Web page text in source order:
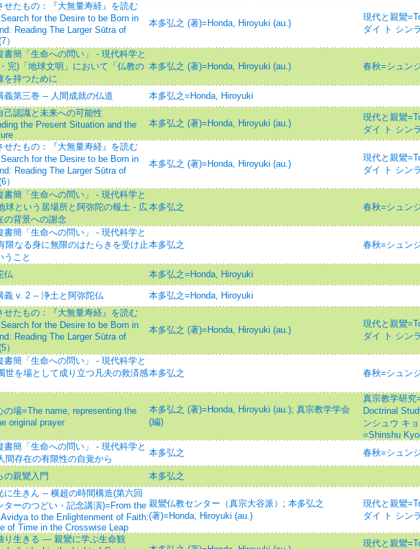
せたもの：『大無量寿経』を読む
Search for the Desire to be Born in
Reading The Larger Sūtra of
）
本多弘之 (著)=Honda, Hiroyuki (au.)
現代と親鸞
ダイ ト シン
書簡「生命への問い」 - 現代科学と
完)「地球文明」において「仏教の
を持つために
本多弘之 (著)=Honda, Hiroyuki (au.) 春秋=シュン
義第三巻 -- 人間成就の仏道 本多弘之=Honda, Hiroyuki
己認識と未来への可能性
the Present Situation and the
本多弘之 (著)=Honda, Hiroyuki (au.)
現代と親鸞
ダイ ト シン
せたもの：『大無量寿経』を読む
Search for the Desire to be Born in
Reading The Larger Sūtra of
）
本多弘之 (著)=Honda, Hiroyuki (au.)
現代と親鸞
ダイ ト シン
書簡「生命への問い」 - 現代科学と
球という居場所と阿弥陀の報土 - 広
の背景への謝念
本多弘之 春秋=シュン
書簡「生命への問い」 - 現代科学と
限なる身に無限のはたらきを受け止
うこと
本多弘之 春秋=シュン
仏 本多弘之=Honda, Hiroyuki
義 v. 2 -- 浄土と阿弥陀仏 本多弘之=Honda, Hiroyuki
せたもの：『大無量寿経』を読む
Search for the Desire to be Born in
Reading The Larger Sūtra of
）
本多弘之 (著)=Honda, Hiroyuki (au.)
現代と親鸞
ダイ ト シン
書簡「生命への問い」 - 現代科学と
世を場として成り立つ凡夫の救済感本多弘之 春秋=シュン
の場=The name, representing the
original prayer
本多弘之 (著)=Honda, Hiroyuki (au.); 真宗教学学会
(編)
真宗教学研究
Doctrinal
ンシュウ キ
=Shinshu
書簡「生命への問い」 - 現代科学と
間存在の有限性の自覚から
本多弘之 春秋=シュン
の親鸞入門 本多弘之
に生きん -- 横超の時間構造(第六回
ターのつどい・記念講演)=From the
to the Enlightenment of Faith:
of Time in the Crosswise Leap
親鸞仏教センター（真宗大谷派） ; 本多弘之
(著)=Honda, Hiroyuki (au.)
現代と親鸞
ダイ ト シン
り生きる ― 親鸞に学ぶ生命観
現代と親鸞